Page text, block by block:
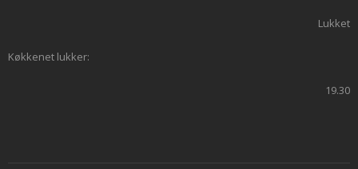
Lukket
Køkkenet lukker:
19.30